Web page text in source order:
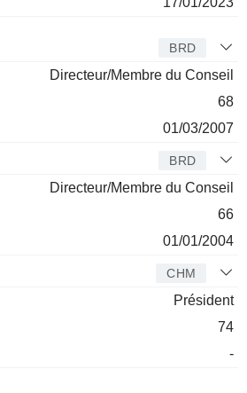
BRD
Directeur/Membre du Conseil
68
01/03/2007
BRD
Directeur/Membre du Conseil
66
01/01/2004
CHM
Président
74
-